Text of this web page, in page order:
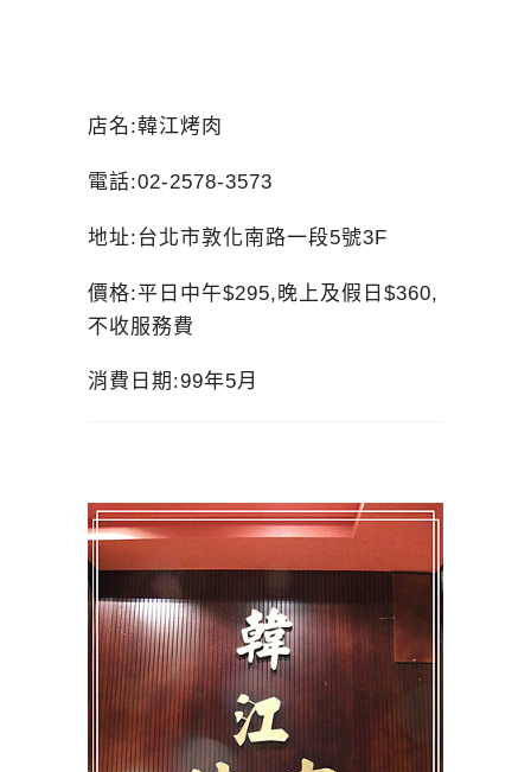
店名:韓江烤肉
電話:02-2578-3573
地址:台北市敦化南路一段5號3F
價格:平日中午$295,晚上及假日$360,
不收服務費
消費日期:99年5月